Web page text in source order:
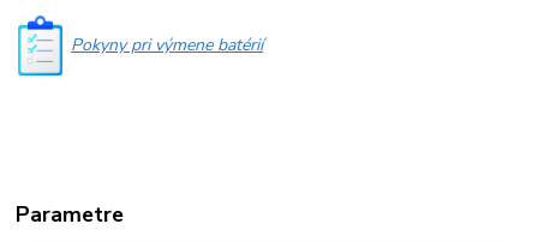
Pokyny pri výmene batérií
Parametre